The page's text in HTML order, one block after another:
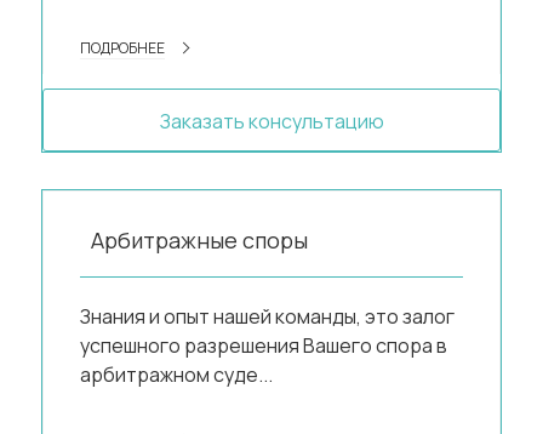
ПОДРОБНЕЕ
Заказать консультацию
Арбитражные споры
Знания и опыт нашей команды, это залог
успешного разрешения Вашего спора в
арбитражном суде...